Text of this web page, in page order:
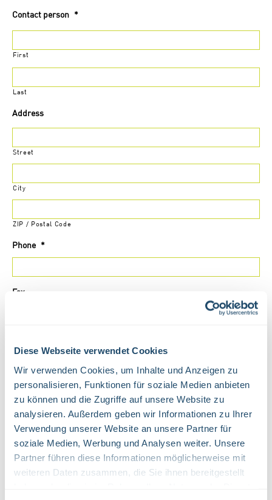
Diese Webseite verwendet Cookies
Wir verwenden Cookies, um Inhalte und Anzeigen zu
personalisieren, Funktionen für soziale Medien anbieten
zu können und die Zugriffe auf unsere Website zu
analysieren. Außerdem geben wir Informationen zu Ihrer
Verwendung unserer Website an unsere Partner für
soziale Medien, Werbung und Analysen weiter. Unsere
Partner führen diese Informationen möglicherweise mit
weiteren Daten zusammen, die Sie ihnen bereitgestellt
Contact person *
First
Last
Address
Street
City
ZIP / Postal Code
Phone *
Fax
CAPTCHA
Data protection information under Article 13 GDPR (83 KB)